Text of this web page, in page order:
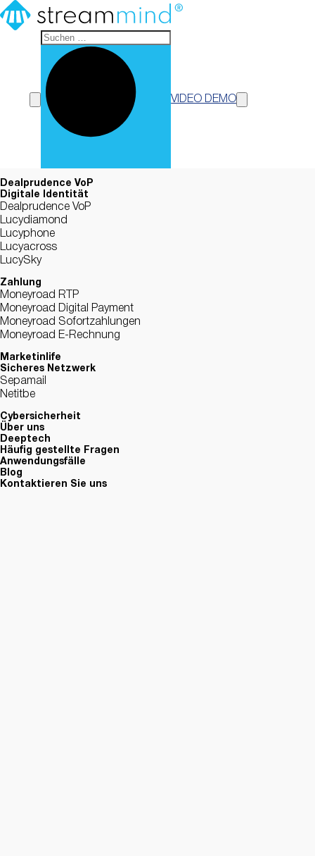
StreamMind
VIDEO DEMO
Dealprudence VoP
Digitale Identität
Dealprudence VoP
Lucydiamond
Lucyphone
Lucyacross
LucySky
Zahlung
Moneyroad RTP
Moneyroad Digital Payment
Moneyroad Sofortzahlungen
Moneyroad E-Rechnung
Marketinlife
Sicheres Netzwerk
Sepamail
Netitbe
Cybersicherheit
Über uns
Deeptech
Häufig gestellte Fragen
Anwendungsfälle
Blog
Kontaktieren Sie uns